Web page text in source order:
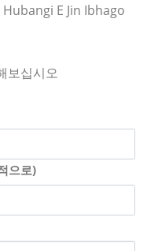
E Jin Ibhago
보십시오
으로)